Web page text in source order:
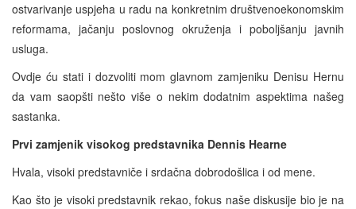
ostvarivanje uspjeha u radu na konkretnim društvenoekonomskim
reformama, jačanju poslovnog okruženja i poboljšanju javnih
usluga.
Ovdje ću stati i dozvoliti mom glavnom zamjeniku Denisu Hernu
da vam saopšti nešto više o nekim dodatnim aspektima našeg
sastanka.
Prvi zamjenik visokog predstavnika Dennis Hearne
Hvala, visoki predstavniče i srdačna dobrodošlica i od mene.
Kao što je visoki predstavnik rekao, fokus naše diskusije bio je na